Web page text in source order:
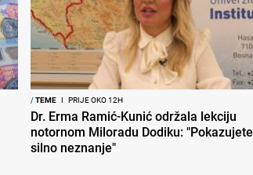
/TEME I PRIJE OKO 12H
Dr. Erma Ramić-Kunić održala lekciju
notornom Miloradu Dodiku: "Pokazujete
silno neznanje"